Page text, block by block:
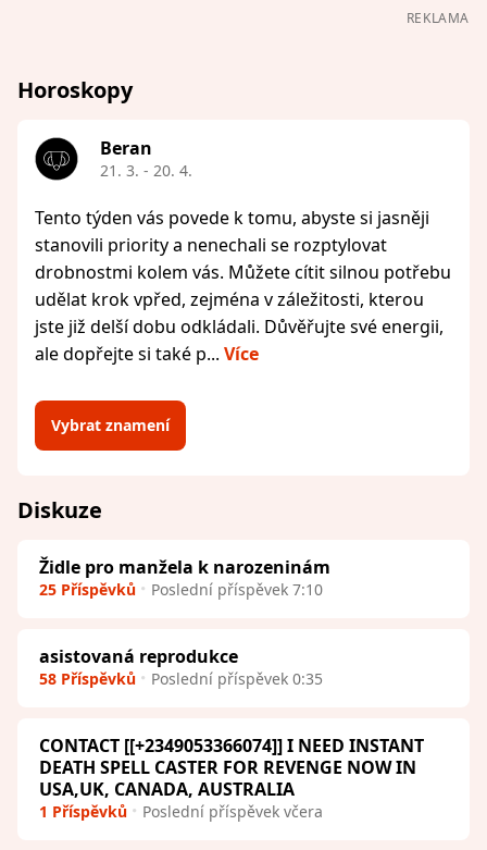
REKLAMA
Horoskopy
Beran
21. 3. - 20. 4.
Tento týden vás povede k tomu, abyste si jasněji
stanovili priority a nenechali se rozptylovat
drobnostmi kolem vás. Můžete cítit silnou potřebu
udělat krok vpřed, zejména v záležitosti, kterou
jste již delší dobu odkládali. Důvěřujte své energii,
ale dopřejte si také p... Více
Vybrat znamení
Diskuze
Židle pro manžela k narozeninám
25 Příspěvků Poslední příspěvek 7:10
asistovaná reprodukce
58 Příspěvků Poslední příspěvek 0:35
CONTACT [[+2349053366074]] I NEED INSTANT
DEATH SPELL CASTER FOR REVENGE NOW IN
USA,UK, CANADA, AUSTRALIA
1 Příspěvků Poslední příspěvek včera